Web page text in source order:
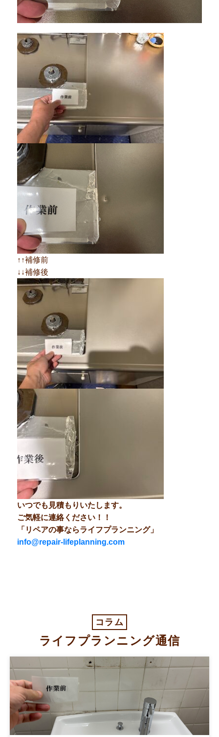
↑↑補修前
↓↓補修後
いつでも見積もりいたします。
ご気軽に連絡ください！！
「リペアの事ならライフプランニング」
info@repair-lifeplanning.com
コラム
ライフプランニング通信